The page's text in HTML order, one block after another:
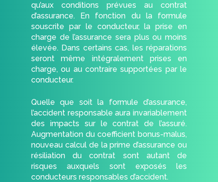
qu’aux conditions prévues au contrat
d’assurance. En fonction du la formule
souscrite par le conducteur, la prise en
charge de l’assurance sera plus ou moins
élevée. Dans certains cas, les réparations
seront même intégralement prises en
charge, ou au contraire supportées par le
conducteur.
Quelle que soit la formule d’assurance,
l’accident responsable aura invariablement
des impacts sur le contrat de l’assuré.
Augmentation du coefficient bonus-malus,
nouveau calcul de la prime d’assurance ou
résiliation du contrat sont autant de
risques auxquels sont exposés les
conducteurs responsables d’accident.